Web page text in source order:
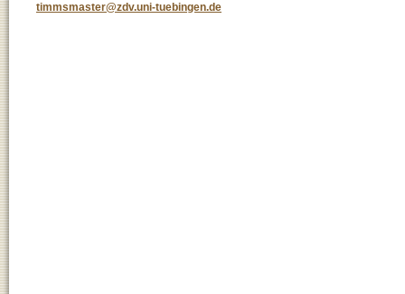
timmsmaster@zdv.uni-tuebingen.de